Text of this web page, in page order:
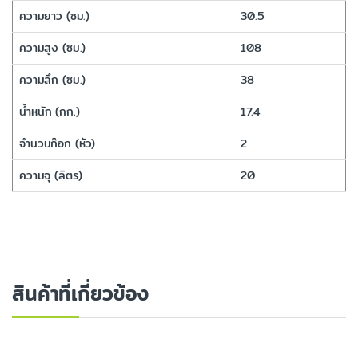
สินค้าที่เกี่ยวข้อง
ความยาว (ซม.)
30.5
ความสูง (ซม.)
108
ความลึก (ซม.)
38
น้ำหนัก (กก.)
17.4
จำนวนก๊อก (หัว)
2
ความจุ (ลิตร)
20